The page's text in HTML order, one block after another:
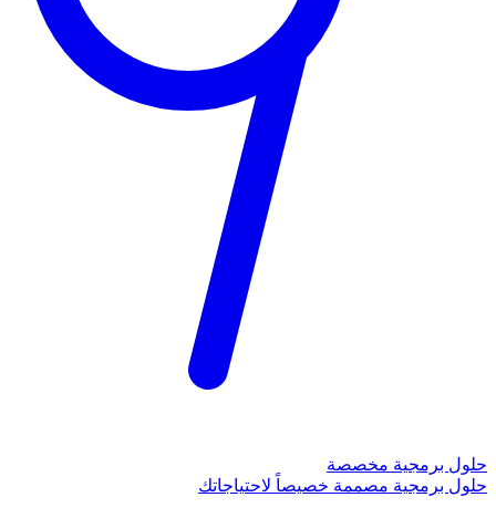
حلول برمجية مخصصة
حلول برمجية مصممة خصيصاً لاحتياجاتك